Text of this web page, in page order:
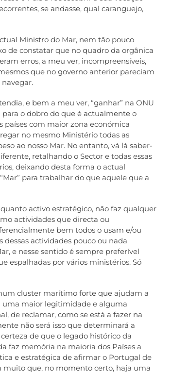
se andasse, qual caranguejo,
Ministro do Mar, nem tão pouco
de constatar que no quadro da orgânica
erros, a meu ver, incompreensíveis,
que no governo anterior pareciam
e bem a meu ver, “ganhar” na ONU
o dobro do que é actualmente o
países com maior zona económica
no mesmo Ministério todas as
ao nosso Mar. No entanto, vá lá saber-
retalhando o Sector e todas essas
deixando desta forma o actual
para trabalhar do que aquele que a
activo estratégico, não faz qualquer
actividades que directa ou
bem todos o usam e/ou
actividades pouco ou nada
e nesse sentido é sempre preferível
espalhadas por vários ministérios. Só
cluster marítimo forte que ajudam a
uma maior legitimidade e alguma
de reclamar, como se está a fazer na
não será isso que determinará a
de que o legado histórico da
faz memória na maioria dos Países a
e estratégica de afirmar o Portugal de
que, no momento certo, haja uma